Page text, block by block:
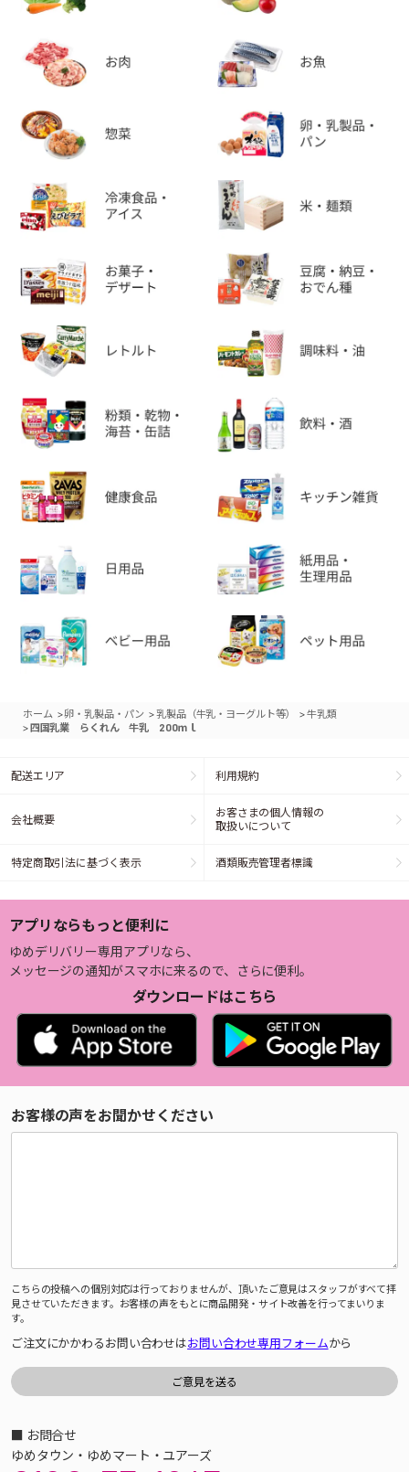
ホーム >卵・乳製品・パン >乳製品（牛乳・ヨーグルト等） >牛乳類
> 四国乳業 らくれん 牛乳 200ｍｌ
配送エリア 利用規約
会社概要
お客さまの個人情報の
取扱いについて
特定商取引法に基づく表示 酒類販売管理者標識
アプリならもっと便利に
ゆめデリバリー専用アプリなら、
メッセージの通知がスマホに来るので、さらに便利。
ダウンロードはこちら
お客様の声をお聞かせください
こちらの投稿への個別対応は行っておりませんが、頂いたご意見はスタッフがすべて拝
見させていただきます。お客様の声をもとに商品開発・サイト改善を行ってまいりま
す。
ご注文にかかわるお問い合わせはお問い合わせ専用フォームから
■ お問合せ
ゆめタウン・ゆめマート・ユアーズ